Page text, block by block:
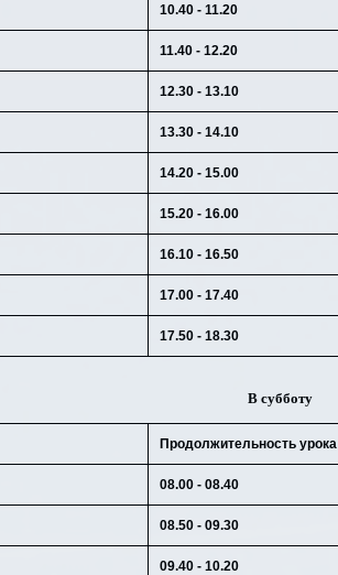
10.40 - 11.20
11.40 - 12.20
12.30 - 13.10
13.30 - 14.10
14.20 - 15.00
15.20 - 16.00
16.10 - 16.50
17.00 - 17.40
17.50 - 18.30
В субботу
Продолжительность урока
08.00 - 08.40
08.50 - 09.30
09.40 - 10.20